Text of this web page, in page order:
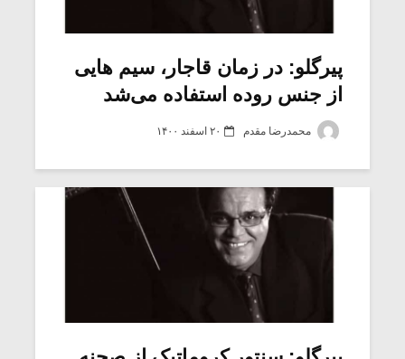
پیرگلو: در زمان قاجار، سیم هایی
از جنس روده استفاده ‌می‌شد
محمدرضا مقدم ۲۰ اسفند ۱۴۰۰